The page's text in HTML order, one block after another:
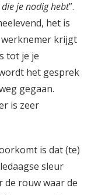
je nodig hebt”.
het is
werknemer krijgt
tot je je
het gesprek
gegaan.
is zeer
is dat (te)
sleur
de rouw waar de